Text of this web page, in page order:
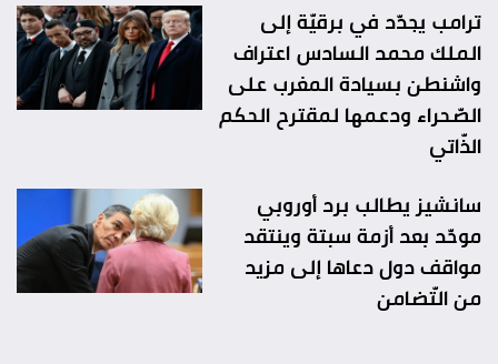
ترامب يجدّد في برقيّة إلى
الملك محمد السادس اعتراف
واشنطن بسيادة المغرب على
الصّحراء ودعمها لمقترح الحكم
الذّاتي
سانشيز يطالب برد أوروبي
موحّد بعد أزمة سبتة وينتقد
مواقف دول دعاها إلى مزيد
من التّضامن